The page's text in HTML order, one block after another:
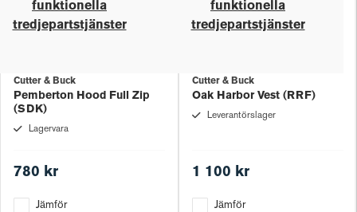
funktionella
tredjepartstjänster
Cutter & Buck
Pemberton Hood Full Zip
(SDK)
Lagervara
780 kr
Jämför
funktionella
tredjepartstjänster
Cutter & Buck
Oak Harbor Vest (RRF)
Leverantörslager
1 100 kr
Jämför